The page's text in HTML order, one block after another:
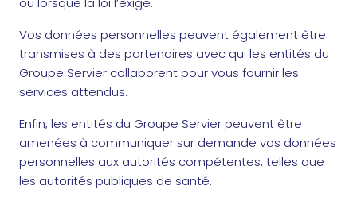
Vos données personnelles peuvent également être
transmises à des partenaires avec qui les entités du
Groupe Servier collaborent pour vous fournir les
services attendus.
Enfin, les entités du Groupe Servier peuvent être
amenées à communiquer sur demande vos données
personnelles aux autorités compétentes, telles que
les autorités publiques de santé.